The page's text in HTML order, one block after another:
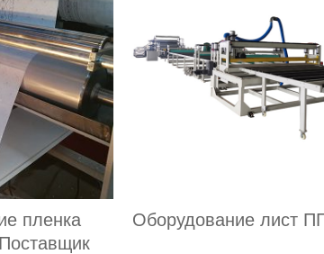
пленка
Оборудование лист